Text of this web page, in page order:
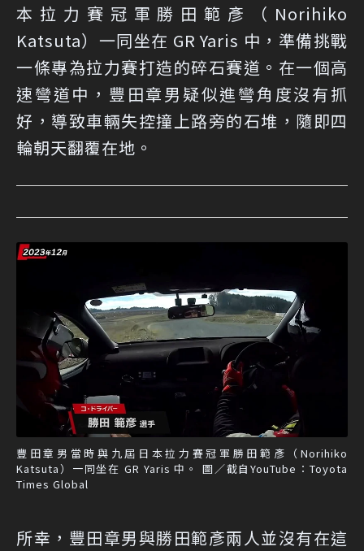
本拉力賽冠軍勝田範彥（Norihiko
Katsuta）一同坐在 GR Yaris 中，準備挑戰
一條專為拉力賽打造的碎石賽道。在一個高
速彎道中，豐田章男疑似進彎角度沒有抓
好，導致車輛失控撞上路旁的石堆，隨即四
輪朝天翻覆在地。
豐田章男當時與九屆日本拉力賽冠軍勝田範彥（Norihiko
Katsuta）一同坐在 GR Yaris 中。 圖／截自YouTube：Toyota
Times Global
所幸，豐田章男與勝田範彥兩人並沒有在這